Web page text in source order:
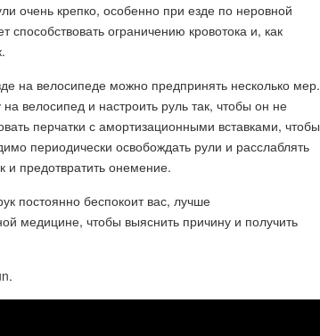
очень крепко, особенно при езде по неровной
ограничению кровотока и, как
на велосипеде можно предпринять несколько мер.
велосипед и настроить руль так, чтобы он не
перчатки с амортизационными вставками, чтобы
периодически освобождать рули и расслаблять
и предотвратить онемение.
постоянно беспокоит вас, лучше
медицине, чтобы выяснить причину и получить